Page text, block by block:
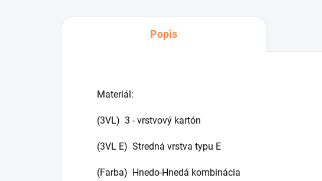
Popis
Materiál:
(3VL) 3 - vrstvový kartón
(3VL E) Stredná vrstva typu E
(Farba) Hnedo-Hnedá kombinácia